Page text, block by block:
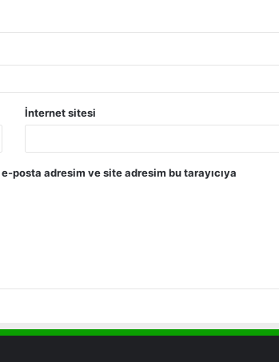
İnternet sitesi
posta adresim ve site adresim bu tarayıcıya